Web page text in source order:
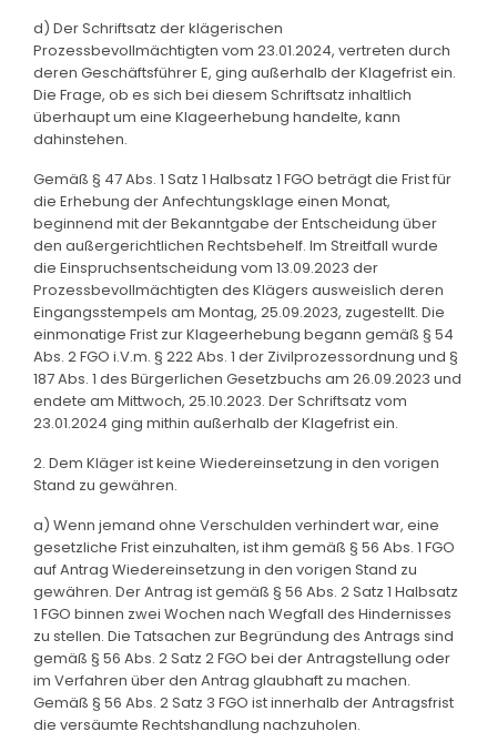
d) Der Schriftsatz der klägerischen
Prozessbevollmächtigten vom 23.01.2024, vertreten durch
deren Geschäftsführer E, ging außerhalb der Klagefrist ein.
Die Frage, ob es sich bei diesem Schriftsatz inhaltlich
überhaupt um eine Klageerhebung handelte, kann
dahinstehen.
Gemäß § 47 Abs. 1 Satz 1 Halbsatz 1 FGO beträgt die Frist für
die Erhebung der Anfechtungsklage einen Monat,
beginnend mit der Bekanntgabe der Entscheidung über
den außergerichtlichen Rechtsbehelf. Im Streitfall wurde
die Einspruchsentscheidung vom 13.09.2023 der
Prozessbevollmächtigten des Klägers ausweislich deren
Eingangsstempels am Montag, 25.09.2023, zugestellt. Die
einmonatige Frist zur Klageerhebung begann gemäß § 54
Abs. 2 FGO i.V.m. § 222 Abs. 1 der Zivilprozessordnung und §
187 Abs. 1 des Bürgerlichen Gesetzbuchs am 26.09.2023 und
endete am Mittwoch, 25.10.2023. Der Schriftsatz vom
23.01.2024 ging mithin außerhalb der Klagefrist ein.
2. Dem Kläger ist keine Wiedereinsetzung in den vorigen
Stand zu gewähren.
a) Wenn jemand ohne Verschulden verhindert war, eine
gesetzliche Frist einzuhalten, ist ihm gemäß § 56 Abs. 1 FGO
auf Antrag Wiedereinsetzung in den vorigen Stand zu
gewähren. Der Antrag ist gemäß § 56 Abs. 2 Satz 1 Halbsatz
1 FGO binnen zwei Wochen nach Wegfall des Hindernisses
zu stellen. Die Tatsachen zur Begründung des Antrags sind
gemäß § 56 Abs. 2 Satz 2 FGO bei der Antragstellung oder
im Verfahren über den Antrag glaubhaft zu machen.
Gemäß § 56 Abs. 2 Satz 3 FGO ist innerhalb der Antragsfrist
die versäumte Rechtshandlung nachzuholen.